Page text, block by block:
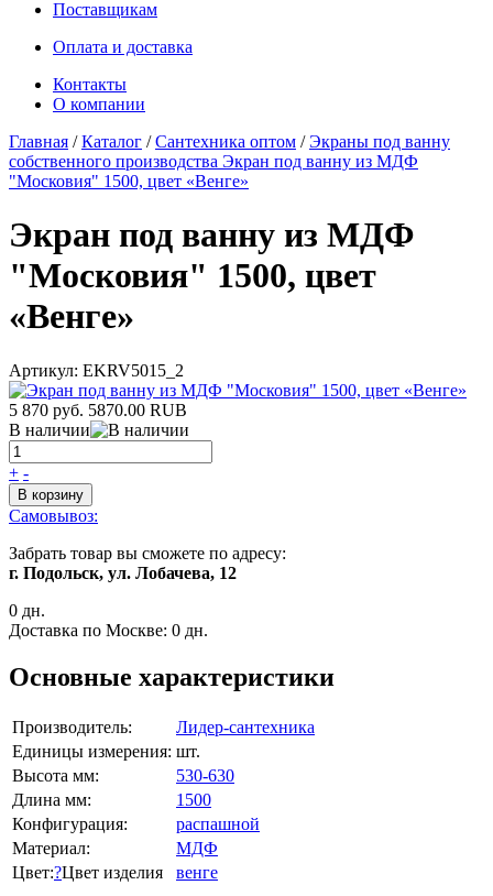
Поставщикам
Оплата и доставка
Контакты
О компании
Главная /Каталог /Сантехника оптом /Экраны под ванну
собственного производства Экран под ванну из МДФ
"Московия" 1500, цвет «Венге»
Экран под ванну из МДФ
"Московия" 1500, цвет
«Венге»
Артикул: EKRV5015_2
5 870 руб. 5870.00 RUB
В наличии
+ -
В корзину
Самовывоз:
Забрать товар вы сможете по адресу:
г. Подольск, ул. Лобачева, 12
0 дн.
Доставка по Москве: 0 дн.
Основные характеристики
Производитель:
Лидер-сантехника
Единицы измерения: шт.
Высота мм:
530-630
Длина мм:
1500
Конфигурация:
распашной
Материал:
МДФ
Цвет:?Цвет изделия венге